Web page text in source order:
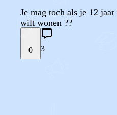
Je mag toch als je 12
wilt wonen ??
0 3